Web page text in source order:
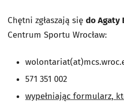
Chętni zgłaszają się do Agaty
Centrum Sportu Wrocław:
571 351 002
wypełniając formularz,